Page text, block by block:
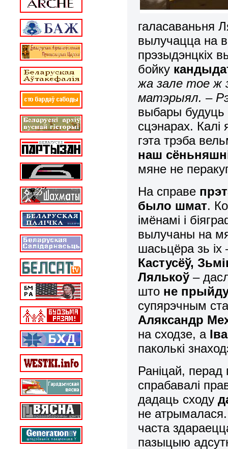
галасаваньня
вылучацца на
прэзыдэнцкіх
бойку
жа зале тое ж
матэрыял. –
выбары будуць
сцэнарах.
гэта трэба
наш
мяне не
На справе п
было шмат.
імёнамі і
вылучаны на
шасьцёра зь
Кастусёў,
Лялькоў –
што не
супярэчным
Аляксандр
на сходзе, а
паколькі
Раніцай, перад
спрабавалі
дадаць сходу
не
часта
пазыцыю